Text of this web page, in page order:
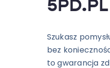
5PD.PL
Szukasz
bez
to gwarancja